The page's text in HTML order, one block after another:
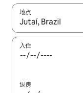
地点
如有搜索结果，请
入住
退房